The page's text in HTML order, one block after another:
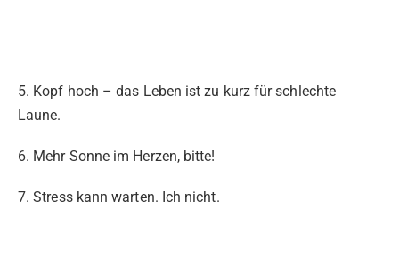
5. Kopf hoch – das Leben ist zu kurz für schlechte
Laune.
6. Mehr Sonne im Herzen, bitte!
7. Stress kann warten. Ich nicht.